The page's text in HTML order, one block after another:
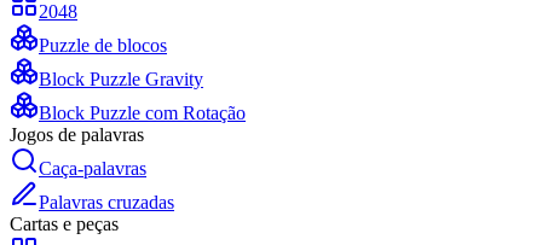
2048
Puzzle de blocos
Block Puzzle Gravity
Block Puzzle com Rotação
Jogos de palavras
Caça-palavras
Palavras cruzadas
Cartas e peças